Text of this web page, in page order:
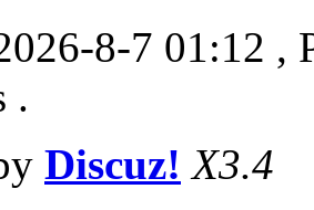
8-7 01:12 ,
.
Discuz! X3.4